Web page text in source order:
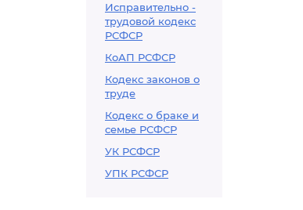
Исправительно -
трудовой кодекс
РСФСР
КоАП РСФСР
Кодекс законов о
труде
Кодекс о браке и
семье РСФСР
УК РСФСР
УПК РСФСР